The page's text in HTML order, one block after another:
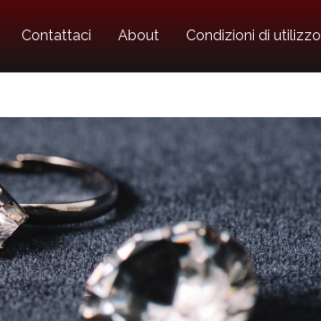
Contattaci About Condizioni di utilizzo